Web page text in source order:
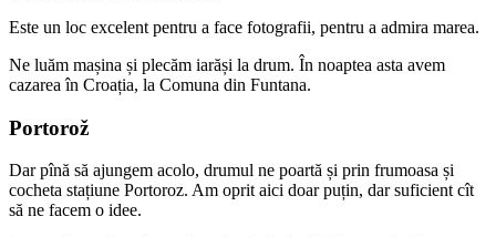
Este un loc excelent pentru a face fotografii, pentru a admira marea.
Ne luăm mașina și plecăm iarăși la drum. În noaptea asta avem
cazarea în Croația, la Comuna din Funtana.
Portorož
Dar pînă să ajungem acolo, drumul ne poartă și prin frumoasa și
cocheta stațiune Portoroz. Am oprit aici doar puțin, dar suficient cît
să ne facem o idee.